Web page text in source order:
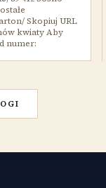
Skopiuj URL
kwiaty Aby
numer: